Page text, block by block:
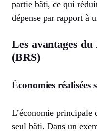
partie bâti, ce qui
dépense par rapport à
Les avantages
(BRS)
Économies
L’économie principale
seul bâti. Dans un